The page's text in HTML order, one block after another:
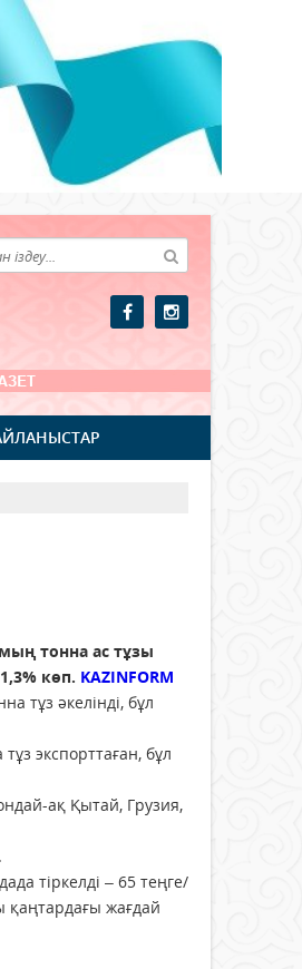
тонна ас тұзы
көп. KAZINFORM
тұз әкелінді, бұл
экспорттаған, бұл
ақ Қытай, Грузия,
тіркелді – 65 теңге/
қаңтардағы жағдай